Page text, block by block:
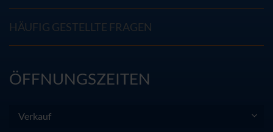
HÄUFIG GESTELLTE FRAGEN
ÖFFNUNGSZEITEN
Verkauf